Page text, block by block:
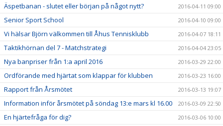
Äspetbanan - slutet eller början på något nytt? 2016-04-11 09:00
Senior Sport School 2016-04-10 09:00
Vi hälsar Björn välkommen till Åhus Tennisklubb 2016-04-07 18:11
Taktikhörnan del 7 - Matchstrategi 2016-04-04 23:05
Nya banpriser från 1:a april 2016 2016-03-29 22:00
Ordförande med hjärtat som klappar för klubben 2016-03-23 16:00
Rapport från Årsmötet 2016-03-13 19:07
Information inför årsmötet på söndag 13:e mars kl 16.00 2016-03-09 22:50
En hjärtefråga för dig? 2016-03-06 10:00